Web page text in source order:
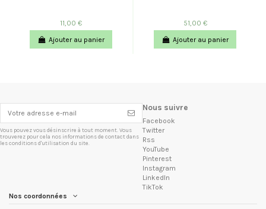
11,00 €
Ajouter au panier
51,00 €
Ajouter au panier
Vous pouvez vous désinscrire à tout moment. Vous
trouverez pour cela nos informations de contact dans
les conditions d'utilisation du site.
Nous suivre
Facebook
Twitter
Rss
YouTube
Pinterest
Instagram
LinkedIn
TikTok
Nos coordonnées